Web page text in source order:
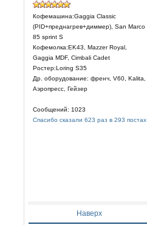
Кофемашина:Gaggia Classic
(PID+преднагрев+диммер), San Marco
85 sprint S
Кофемолка:EK43, Mazzer Royal,
Gaggia MDF, Cimbali Cadet
Ростер:Loring S35
Др. оборудование: френч, V60, Kalita,
Аэропресс, Гейзер
Сообщений: 1023
Спасибо сказали 623 раз в 293 постах
Наверх